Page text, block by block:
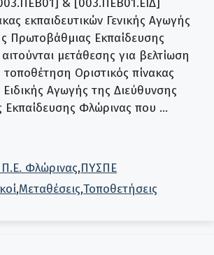
& [003.ΠΕΒ01.ΕΙΔ]
εκπαιδευτικών Γενικής Αγωγής
Πρωτοβάθμιας Εκπαίδευσης
μετάθεσης για βελτίωση
τοποθέτηση Οριστικός πίνακας
Ειδικής Αγωγής της Διεύθυνσης
Εκπαίδευσης Φλώρινας που …
Φλώρινας,ΠΥΣΠΕ
,Μεταθέσεις,Τοποθετήσεις